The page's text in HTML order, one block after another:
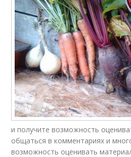
и получите возможность
общаться в комментариях и
возможность оценивать